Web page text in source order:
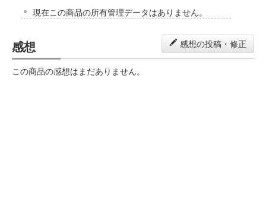
現在この商品の所有管理データはありません。
感想 感想の投稿・修正
この商品の感想はまだありません。